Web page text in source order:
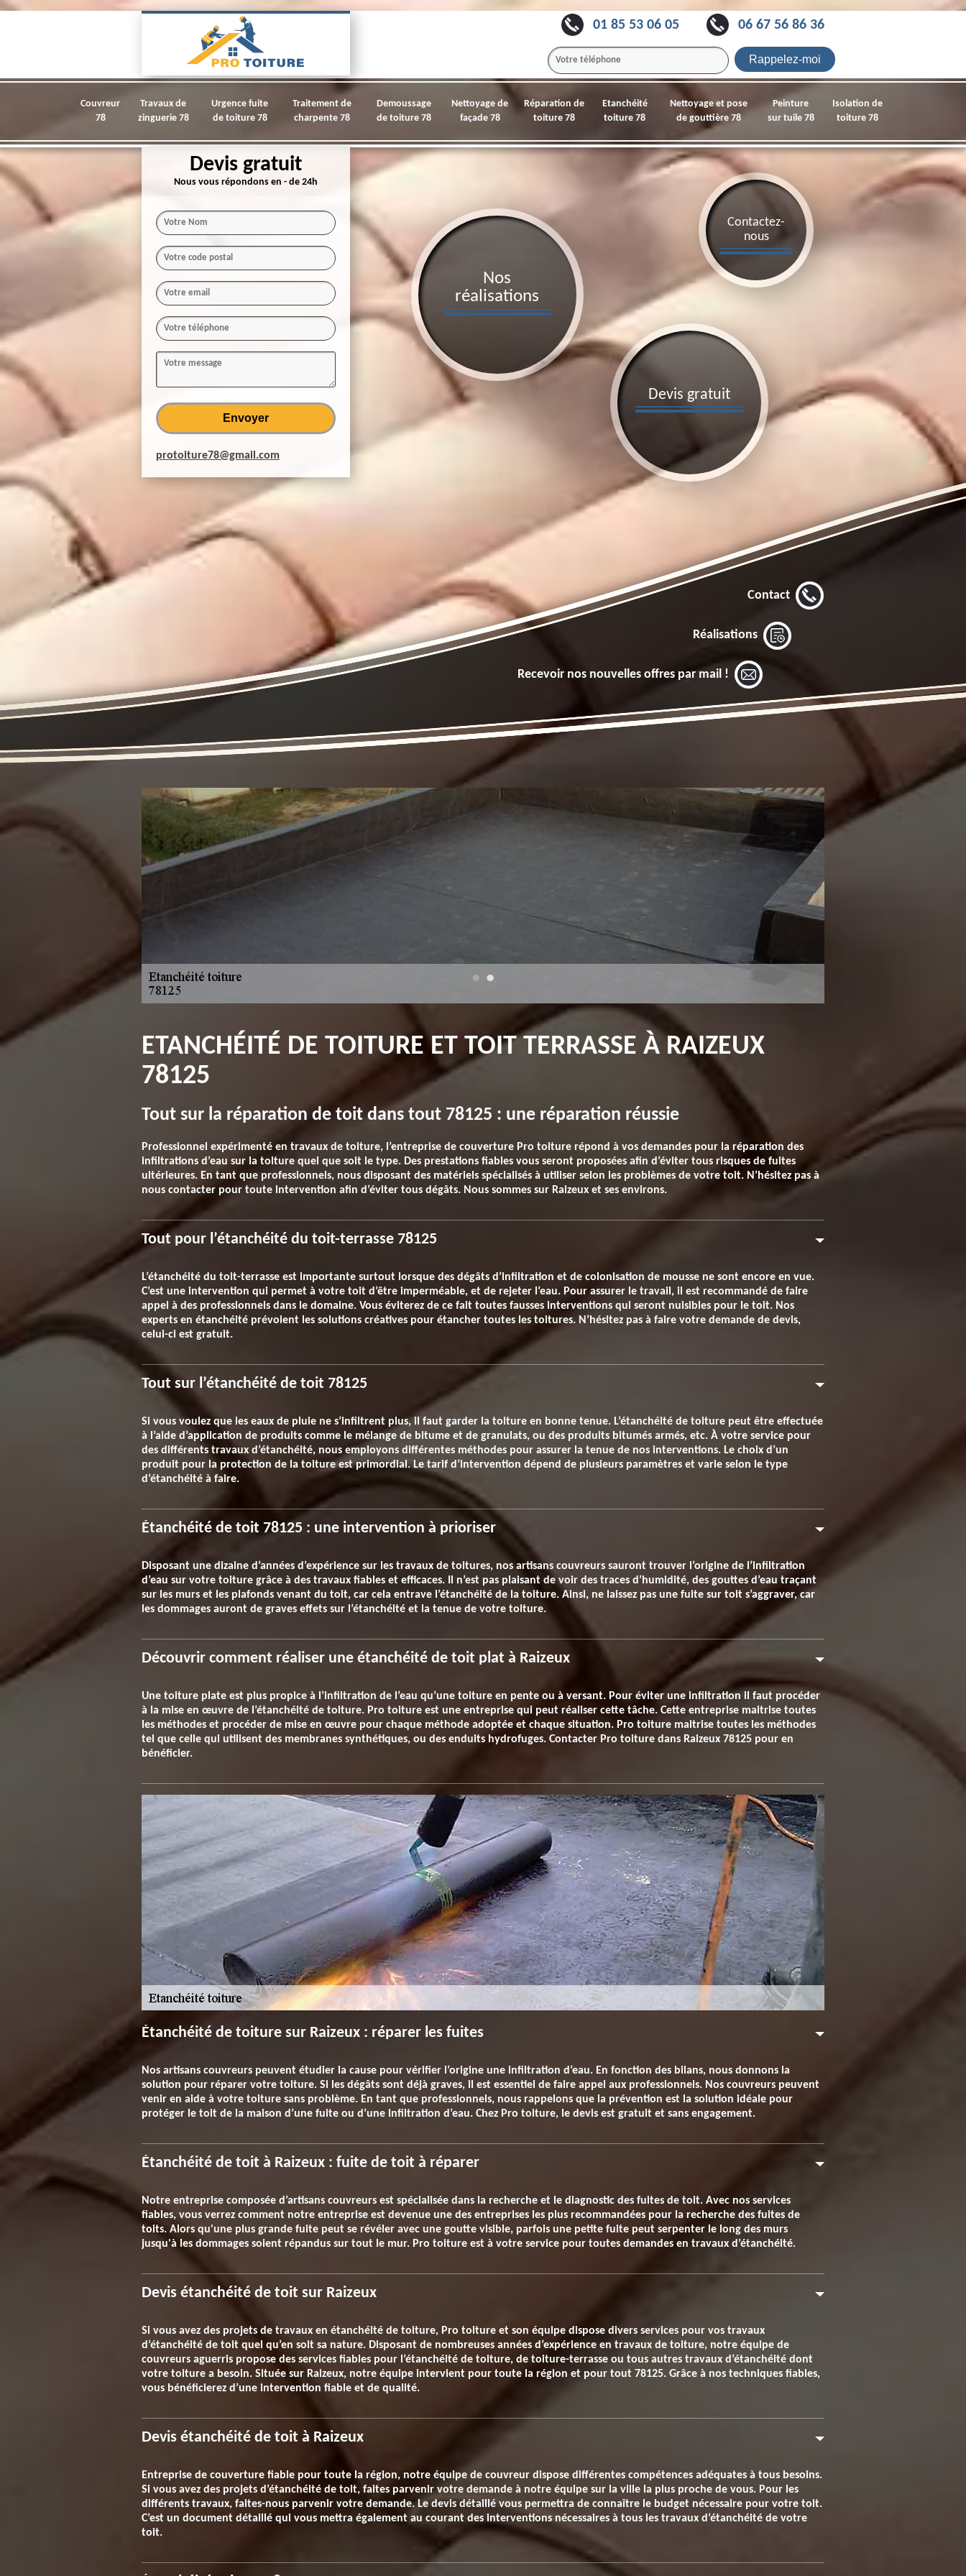
01 85 53 06 05 06 67 56 86 36
Couvreur
78
Travaux de
zinguerie 78
Urgence fuite
de toiture 78
Traitement de
charpente 78
Demoussage
de toiture 78
Nettoyage de
façade 78
Réparation de
toiture 78
Etanchéité
toiture 78
Nettoyage et pose
de gouttière 78
Peinture
sur tuile 78
Isolation de
toiture 78
Devis gratuit
Nous vous répondons en - de 24h
protoiture78@gmail.com
Devis gratuit
Contactez-
nous
Nos
réalisations
Contact
Réalisations
Recevoir nos nouvelles offres par mail !
ETANCHÉITÉ DE TOITURE ET TOIT TERRASSE À RAIZEUX
78125
Tout sur la réparation de toit dans tout 78125 : une réparation réussie
Professionnel expérimenté en travaux de toiture, l’entreprise de couverture Pro toiture répond à vos demandes pour la réparation des
infiltrations d’eau sur la toiture quel que soit le type. Des prestations fiables vous seront proposées afin d’éviter tous risques de fuites
ultérieures. En tant que professionnels, nous disposant des matériels spécialisés à utiliser selon les problèmes de votre toit. N’hésitez pas à
nous contacter pour toute intervention afin d’éviter tous dégâts. Nous sommes sur Raizeux et ses environs.
Tout pour l’étanchéité du toit-terrasse 78125
L’étanchéité du toit-terrasse est importante surtout lorsque des dégâts d’infiltration et de colonisation de mousse ne sont encore en vue.
C’est une intervention qui permet à votre toit d’être imperméable, et de rejeter l’eau. Pour assurer le travail, il est recommandé de faire
appel à des professionnels dans le domaine. Vous éviterez de ce fait toutes fausses interventions qui seront nuisibles pour le toit. Nos
experts en étanchéité prévoient les solutions créatives pour étancher toutes les toitures. N’hésitez pas à faire votre demande de devis,
celui-ci est gratuit.
Tout sur l’étanchéité de toit 78125
Si vous voulez que les eaux de pluie ne s’infiltrent plus, il faut garder la toiture en bonne tenue. L’étanchéité de toiture peut être effectuée
à l’aide d’application de produits comme le mélange de bitume et de granulats, ou des produits bitumés armés, etc. À votre service pour
des différents travaux d’étanchéité, nous employons différentes méthodes pour assurer la tenue de nos interventions. Le choix d’un
produit pour la protection de la toiture est primordial. Le tarif d’intervention dépend de plusieurs paramètres et varie selon le type
d’étanchéité à faire.
Étanchéité de toit 78125 : une intervention à prioriser
Disposant une dizaine d’années d’expérience sur les travaux de toitures, nos artisans couvreurs sauront trouver l’origine de l’infiltration
d’eau sur votre toiture grâce à des travaux fiables et efficaces. Il n’est pas plaisant de voir des traces d’humidité, des gouttes d’eau traçant
sur les murs et les plafonds venant du toit, car cela entrave l’étanchéité de la toiture. Ainsi, ne laissez pas une fuite sur toit s’aggraver, car
les dommages auront de graves effets sur l’étanchéité et la tenue de votre toiture.
Découvrir comment réaliser une étanchéité de toit plat à Raizeux
Une toiture plate est plus propice à l’infiltration de l’eau qu’une toiture en pente ou à versant. Pour éviter une infiltration il faut procéder
à la mise en œuvre de l’étanchéité de toiture. Pro toiture est une entreprise qui peut réaliser cette tâche. Cette entreprise maitrise toutes
les méthodes et procéder de mise en œuvre pour chaque méthode adoptée et chaque situation. Pro toiture maitrise toutes les méthodes
tel que celle qui utilisent des membranes synthétiques, ou des enduits hydrofuges. Contacter Pro toiture dans Raizeux 78125 pour en
bénéficier.
Étanchéité de toiture sur Raizeux : réparer les fuites
Nos artisans couvreurs peuvent étudier la cause pour vérifier l’origine une infiltration d’eau. En fonction des bilans, nous donnons la
solution pour réparer votre toiture. Si les dégâts sont déjà graves, il est essentiel de faire appel aux professionnels. Nos couvreurs peuvent
venir en aide à votre toiture sans problème. En tant que professionnels, nous rappelons que la prévention est la solution idéale pour
protéger le toit de la maison d’une fuite ou d’une infiltration d’eau. Chez Pro toiture, le devis est gratuit et sans engagement.
Étanchéité de toit à Raizeux : fuite de toit à réparer
Notre entreprise composée d’artisans couvreurs est spécialisée dans la recherche et le diagnostic des fuites de toit. Avec nos services
fiables, vous verrez comment notre entreprise est devenue une des entreprises les plus recommandées pour la recherche des fuites de
toits. Alors qu'une plus grande fuite peut se révéler avec une goutte visible, parfois une petite fuite peut serpenter le long des murs
jusqu'à les dommages soient répandus sur tout le mur. Pro toiture est à votre service pour toutes demandes en travaux d’étanchéité.
Devis étanchéité de toit sur Raizeux
Si vous avez des projets de travaux en étanchéité de toiture, Pro toiture et son équipe dispose divers services pour vos travaux
d’étanchéité de toit quel qu’en soit sa nature. Disposant de nombreuses années d’expérience en travaux de toiture, notre équipe de
couvreurs aguerris propose des services fiables pour l’étanchéité de toiture, de toiture-terrasse ou tous autres travaux d’étanchéité dont
votre toiture a besoin. Située sur Raizeux, notre équipe intervient pour toute la région et pour tout 78125. Grâce à nos techniques fiables,
vous bénéficierez d’une intervention fiable et de qualité.
Devis étanchéité de toit à Raizeux
Entreprise de couverture fiable pour toute la région, notre équipe de couvreur dispose différentes compétences adéquates à tous besoins.
Si vous avez des projets d’étanchéité de toit, faites parvenir votre demande à notre équipe sur la ville la plus proche de vous. Pour les
différents travaux, faites-nous parvenir votre demande. Le devis détaillé vous permettra de connaître le budget nécessaire pour votre toit.
C’est un document détaillé qui vous mettra également au courant des interventions nécessaires à tous les travaux d’étanchéité de votre
toit.